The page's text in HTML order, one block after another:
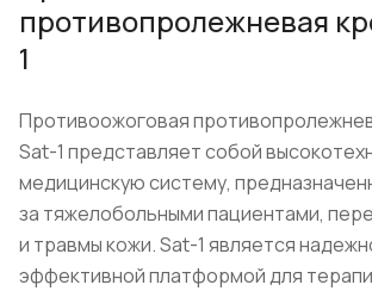
противопролежневая
1
Противоожоговая
Sat-1 представляет собой
медицинскую систему,
за тяжелобольными пациентами,
и травмы кожи. Sat-1 является
эффективной платформой для